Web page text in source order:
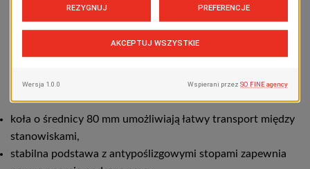
Mobilność, która usprawnia organizację
przemieszczaniu:
koła o średnicy 80 mm umożliwiają łatwy transport między
stanowiskami,
stabilna podstawa z antypoślizgowymi stopami zapewnia